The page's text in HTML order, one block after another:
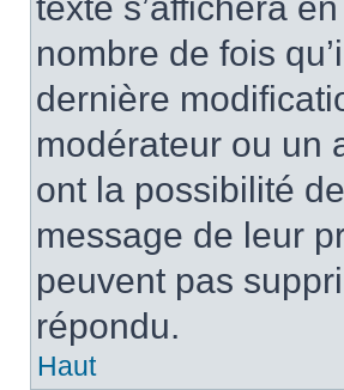
nombre de fois
dernière
modérateur ou un
ont la possibilité
message de leur
peuvent pas
répondu.
Haut